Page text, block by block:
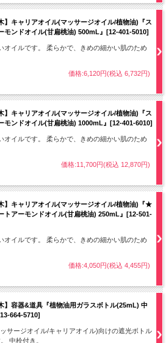
】キャリアオイル(マッサージオイル/植物油)『ス
モンドオイル(甘扁桃油) 500mL』[12-401-5010]
オイルです。 柔らかで、きめの細かい肌のため
価格:6,120円(税込 6,732円)
】キャリアオイル(マッサージオイル/植物油)『ス
モンドオイル(甘扁桃油) 1000mL』[12-401-6010]
オイルです。 柔らかで、きめの細かい肌のため
価格:11,700円(税込 12,870円)
】キャリアオイル(マッサージオイル/植物油)『★
トアーモンドオイル(甘扁桃油) 250mL』[12-501-
オイルです。 柔らかで、きめの細かい肌のため
価格:4,050円(税込 4,455円)
】容器&道具『植物油用ガラスボトル(25mL) 中
664-5710]
サージオイル/キャリアオイル)向けの遮光ボトル
中栓付き。